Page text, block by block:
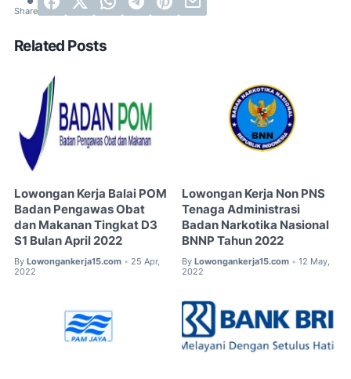
Related Posts
Lowongan Kerja Balai POM
Badan Pengawas Obat
dan Makanan Tingkat D3
S1 Bulan April 2022
By Lowongankerja15.com • 25 Apr,
2022
Lowongan Kerja Non PNS
Tenaga Administrasi
Badan Narkotika Nasional
BNNP Tahun 2022
By Lowongankerja15.com • 12 May,
2022